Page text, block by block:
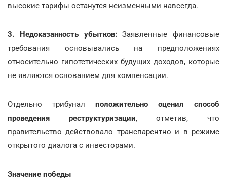
высокие тарифы останутся неизменными навсегда.
3. Недоказанность убытков:Заявленные финансовые
требования основывались на предположениях
относительно гипотетических будущих доходов, которые
не являются основанием для компенсации.
Отдельно трибунал положительно оценил способ
проведения реструктуризации, отметив, что
правительство действовало транспарентно и в режиме
открытого диалога с инвесторами.
Значение победы